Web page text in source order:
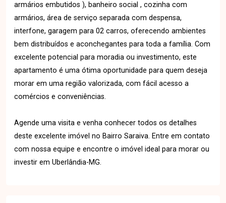
armários embutidos ), banheiro social , cozinha com
armários, área de serviço separada com despensa,
interfone, garagem para 02 carros, oferecendo ambientes
bem distribuídos e aconchegantes para toda a família. Com
excelente potencial para moradia ou investimento, este
apartamento é uma ótima oportunidade para quem deseja
morar em uma região valorizada, com fácil acesso a
comércios e conveniências.
Agende uma visita e venha conhecer todos os detalhes
deste excelente imóvel no Bairro Saraiva. Entre em contato
com nossa equipe e encontre o imóvel ideal para morar ou
investir em Uberlândia-MG.